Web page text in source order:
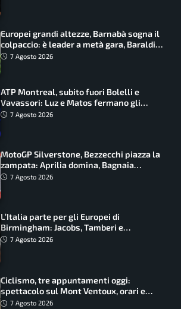
Europei grandi altezze, Barnabà sogna il
colpaccio: è leader a metà gara, Baraldi
ancora in corsa
7 Agosto 2026
ATP Montreal, subito fuori Bolelli e
Vavassori: Luz e Matos fermano gli
azzurri
7 Agosto 2026
MotoGP Silverstone, Bezzecchi piazza la
zampata: Aprilia domina, Bagnaia
costretto al Q1
7 Agosto 2026
L’Italia parte per gli Europei di
Birmingham: Jacobs, Tamberi e
Battocletti guidano una spedizione
7 Agosto 2026
Ciclismo, tre appuntamenti oggi:
spettacolo sul Mont Ventoux, orari e
come vederli
7 Agosto 2026